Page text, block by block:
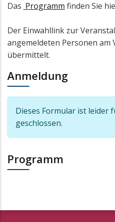
Das Programm finden Sie
Der Einwahllink zur
angemeldeten Personen am
übermittelt.
Anmeldung
Dieses Formular ist leider
geschlossen.
Programm